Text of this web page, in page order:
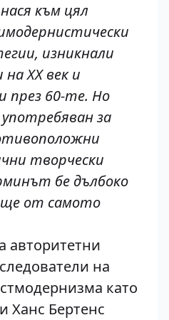
към цял
изникнали
XX век и
през 60-те. Но
за
творчески
бе дълбоко
от самото
на
като
Ханс Бертенс